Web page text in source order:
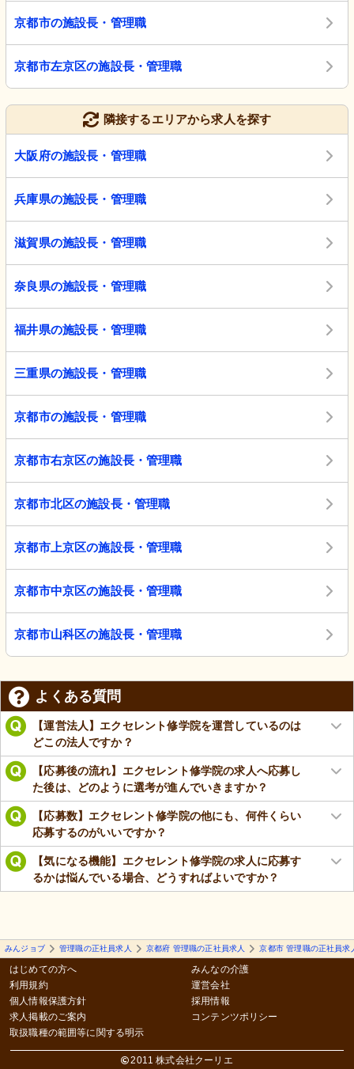
京都市の施設長・管理職
京都市左京区の施設長・管理職
隣接するエリアから求人を探す
大阪府の施設長・管理職
兵庫県の施設長・管理職
滋賀県の施設長・管理職
奈良県の施設長・管理職
福井県の施設長・管理職
三重県の施設長・管理職
京都市の施設長・管理職
京都市右京区の施設長・管理職
京都市北区の施設長・管理職
京都市上京区の施設長・管理職
京都市中京区の施設長・管理職
京都市山科区の施設長・管理職
よくある質問
【運営法人】エクセレント修学院を運営しているのは
どこの法人ですか？
【応募後の流れ】エクセレント修学院の求人へ応募し
た後は、どのように選考が進んでいきますか？
【応募数】エクセレント修学院の他にも、何件くらい
応募するのがいいですか？
【気になる機能】エクセレント修学院の求人に応募す
るかは悩んでいる場合、どうすればよいですか？
みんジョブ 管理職の正社員求人 京都府 管理職の正社員求人 京都市 管理職の正社員求
はじめての方へ
利用規約
個人情報保護方針
求人掲載のご案内
取扱職種の範囲等に関する明示
みんなの介護
運営会社
採用情報
コンテンツポリシー
2011 株式会社クーリエ